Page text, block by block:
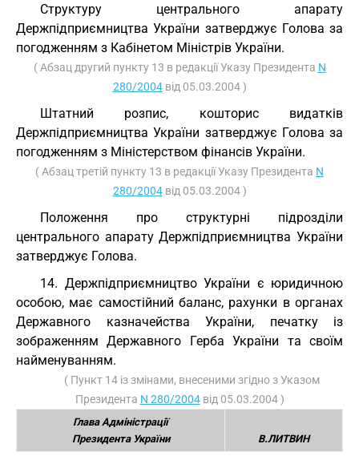
Структуру центрального апарату
Держпідприємництва України затверджує Голова за
погодженням з Кабінетом Міністрів України.
( Абзац другий пункту 13 в редакції Указу Президента N
280/2004від 05.03.2004 )
Штатний розпис, кошторис видатків
Держпідприємництва України затверджує Голова за
погодженням з Міністерством фінансів України.
( Абзац третій пункту 13 в редакції Указу Президента N
280/2004від 05.03.2004 )
Положення про структурні підрозділи
центрального апарату Держпідприємництва України
затверджує Голова.
14. Держпідприємництво України є юридичною
особою, має самостійний баланс, рахунки в органах
Державного казначейства України, печатку із
зображенням Державного Герба України та своїм
найменуванням.
( Пункт 14 із змінами, внесеними згідно з Указом
Президента N 280/2004від 05.03.2004 )
Глава Адміністрації
Президента України
В.ЛИТВИН